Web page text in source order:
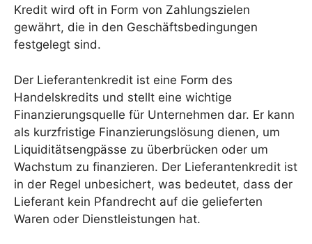
Kredit wird oft in Form von Zahlungszielen
gewährt, die in den Geschäftsbedingungen
festgelegt sind.
Der Lieferantenkredit ist eine Form des
Handelskredits und stellt eine wichtige
Finanzierungsquelle für Unternehmen dar. Er kann
als kurzfristige Finanzierungslösung dienen, um
Liquiditätsengpässe zu überbrücken oder um
Wachstum zu finanzieren. Der Lieferantenkredit ist
in der Regel unbesichert, was bedeutet, dass der
Lieferant kein Pfandrecht auf die gelieferten
Waren oder Dienstleistungen hat.